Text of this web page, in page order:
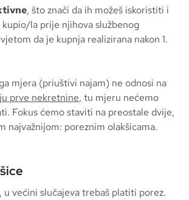
, što znači da ih možeš iskoristiti i
la prije njihova službenog
da je kupnja realizirana nakon 1.
mjera (priuštivi najam) ne odnosi na
prve nekretnine, tu mjeru nećemo
Fokus ćemo staviti na preostale dvije,
najvažnijom: poreznim olakšicama.
u većini slučajeva trebaš platiti porez.